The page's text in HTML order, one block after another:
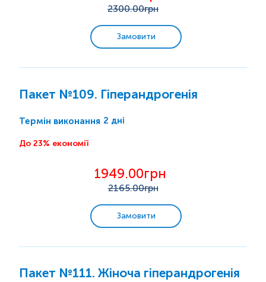
2300.00грн
Замовити
Пакет №109. Гіперандрогенія
Термін виконання 2 дні
До 23% економії
1949.00грн
2165.00грн
Замовити
Пакет №111. Жіноча гіперандрогенія